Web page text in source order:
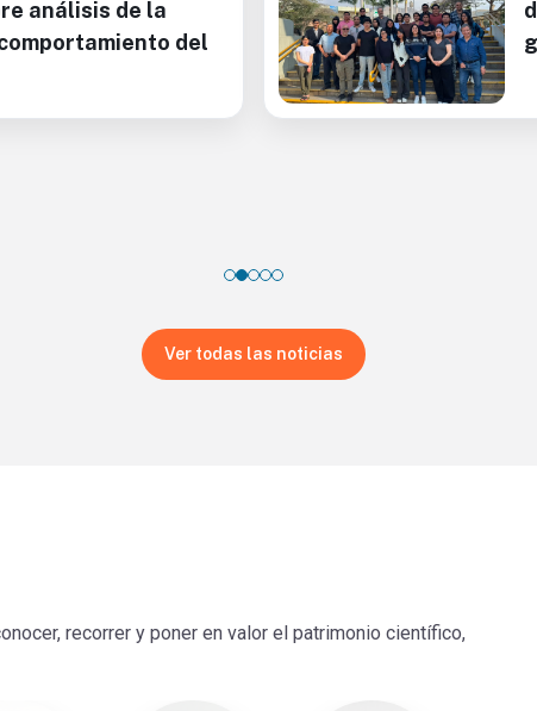
análisis de la
del
Ver todas las noticias
recorrer y poner en valor el patrimonio científico,